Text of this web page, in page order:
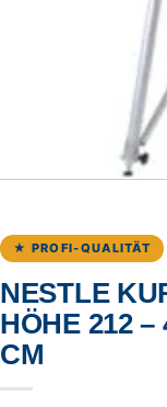
★ PROFI-QUALITÄT
NESTLE
HÖHE 212
CM